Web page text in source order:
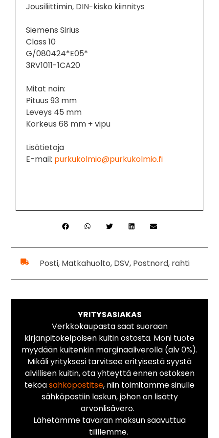
Jousiliittimin, DIN-kisko kiinnitys
Siemens Sirius
Class 10
G/080424*E05*
3RV1011-1CA20
Mitat noin:
Pituus 93 mm
Leveys 45 mm
Korkeus 68 mm + vipu
Lisätietoja
E-mail: purkukolmio@purkukolmio.fi
Posti, Matkahuolto, DSV, Postnord, rahti
YRITYSASIAKAS
Verkkokaupasta saat suoraan
kirjanpitokelpoisen kuitin ostosta. Moni tuote
myydään kuitenkin marginaaliverolla (alv 0%).
Mikäli yrityksesi tarvitsee erityisestä syystä
alvillisen kuitin, ota yhteyttä ennen ostoksen
tekoasähköpostitse, niin toimitamme sinulle
sähköpostiin laskun, johon on lisätty
arvonlisävero.
Lähetämme tavaran maksun saavuttua
tilillemme.